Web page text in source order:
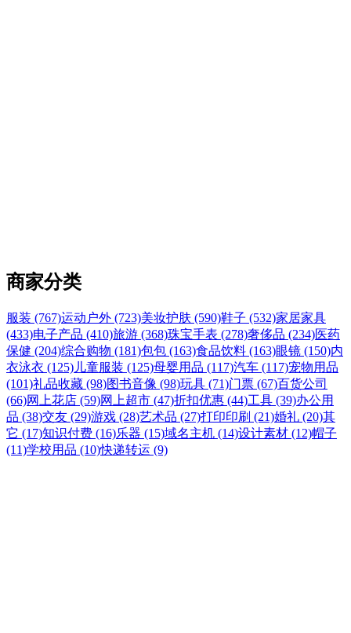
商家分类
服装 (767)运动户外 (723)美妆护肤 (590)鞋子 (532)家居家具
(433)电子产品 (410)旅游 (368)珠宝手表 (278)奢侈品 (234)医药
保健 (204)综合购物 (181)包包 (163)食品饮料 (163)眼镜 (150)内
衣泳衣 (125) 儿童服装 (125)母婴用品 (117)汽车 (117)宠物用品
(101)礼品收藏 (98)图书音像 (98)玩具 (71)门票 (67)百货公司
(66)网上花店 (59)网上超市 (47)折扣优惠 (44)工具 (39)办公用
品 (38)交友 (29)游戏 (28)艺术品 (27)打印印刷 (21)婚礼 (20)其
它 (17)知识付费 (16)乐器 (15)域名主机 (14)设计素材 (12)帽子
(11)学校用品 (10)快递转运 (9)